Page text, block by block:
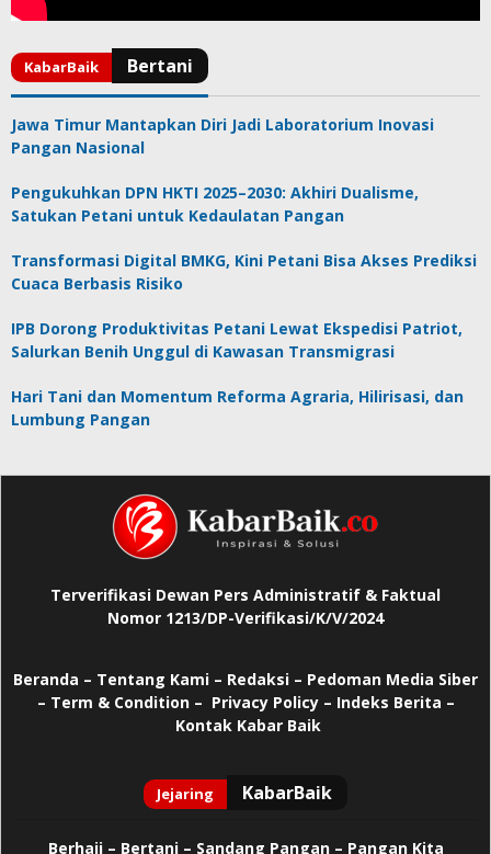
Jawa Timur Mantapkan Diri Jadi Laboratorium Inovasi
Pangan Nasional
Pengukuhkan DPN HKTI 2025–2030: Akhiri Dualisme,
Satukan Petani untuk Kedaulatan Pangan
Transformasi Digital BMKG, Kini Petani Bisa Akses Prediksi
Cuaca Berbasis Risiko
IPB Dorong Produktivitas Petani Lewat Ekspedisi Patriot,
Salurkan Benih Unggul di Kawasan Transmigrasi
Hari Tani dan Momentum Reforma Agraria, Hilirisasi, dan
Lumbung Pangan
Terverifikasi Dewan Pers Administratif & Faktual
Nomor 1213/DP-Verifikasi/K/V/2024
Beranda – Tentang Kami – Redaksi – Pedoman Media Siber
– Term & Condition – Privacy Policy– Indeks Berita –
Kontak Kabar Baik
Berhaji– Bertani – Sandang Pangan – Pangan Kita